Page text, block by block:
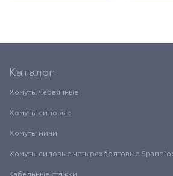
Каталог
Хомуты червячные
Хомуты силовые
Хомуты мини
Хомуты силовые четырехболтовые